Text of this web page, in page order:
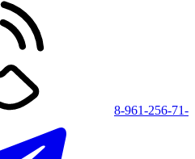
8-961-256-71-